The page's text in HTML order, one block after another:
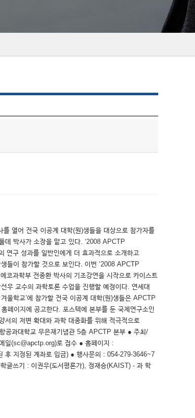
열어 전국 이공계 대학(원)생들을 대상으로 참가자를
데 박사가 소장을 맡고 있다. ‘2008 APCTP
연구 성과를 일반인에게 더 효과적으로 소개하고
들이 참가할 것으로 보인다. 이번 ‘2008 APCTP
코과학부 전중환 박사의 기조강연을 시작으로 카이스트
우 교수의 과학토론 수업을 진행할 예정이다. 연세대
울학교’에 참가할 전국 이공계 대학(원)생들은 APCTP
페이지에 공고한다. 포스텍에 본부를 둔 국제연구소인
서의 저변 확대와 과학 대중화를 위해 적극적으로
공과대학교 무은재기념관 5층 APCTP 본부 ● 주최/
일(sc@apctp.org)로 접수 ● 홈페이지 :
후 지정된 계좌로 입금) ● 행사문의 : 054-279-3646~7
글쓰기 : 이권우(도서평론가), 정재승(KAIST) - 과 학